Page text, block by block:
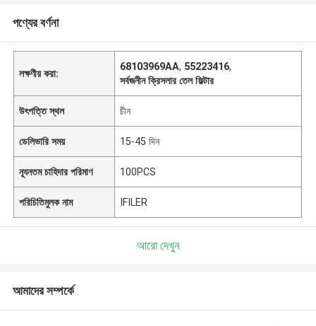
পণ্যের বর্ণনা
লক্ষণীয় করা:
68103969AA, 55223416,
সর্বজনীন ক্রিসলার তেল ফিল্টার
উৎপত্তি স্থল চীন
ডেলিভারি সময় 15-45 দিন
ন্যূনতম চাহিদার পরিমাণ 100PCS
পরিচিতিমুলক নাম IFILER
আরো দেখুন
আমাদের সম্পর্কে